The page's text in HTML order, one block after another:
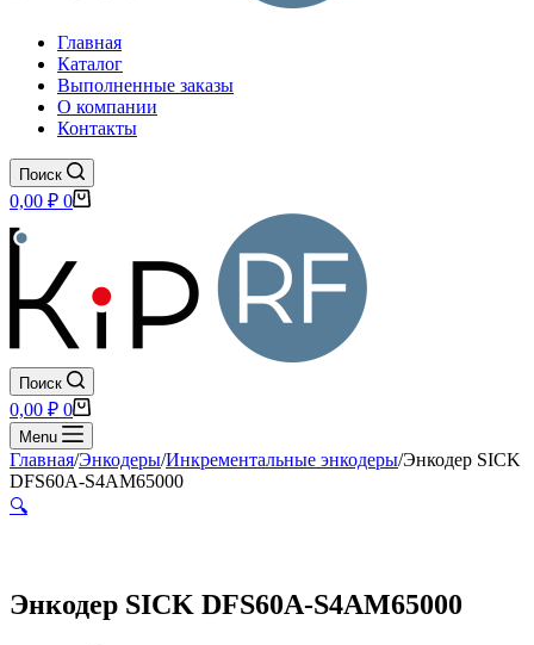
Главная
Каталог
Выполненные заказы
О компании
Контакты
Поиск
Корзина
0,00 ₽ 0
Поиск
Корзина
0,00 ₽ 0
Menu
Главная/Энкодеры/Инкрементальные энкодеры/Энкодер SICK
DFS60A-S4AM65000
🔍
Энкодер SICK DFS60A-S4AM65000